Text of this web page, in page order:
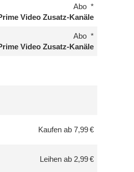
Abo
Video Zusatz-Kanäle
Abo
Video Zusatz-Kanäle
Kaufen ab 7,99 €
Leihen ab 2,99 €